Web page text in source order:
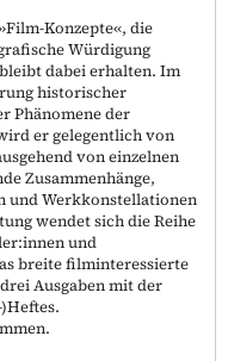
Konzepte«, die
Würdigung
dabei erhalten. Im
historischer
Phänomene der
er gelegentlich von
von einzelnen
Zusammenhänge,
und Werkkonstellationen
wendet sich die Reihe
und
breite filminteressierte
Ausgaben mit der